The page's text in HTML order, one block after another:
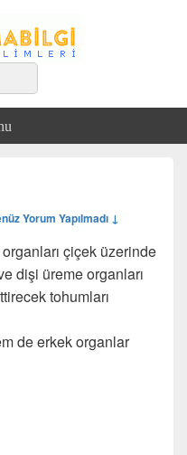
Yorum Yapılmadı ↓
çiçek üzerinde
dişi üreme organları
tohumları
de erkek organlar